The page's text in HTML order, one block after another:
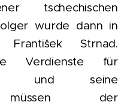
tschechischen
wurde dann in
Strnad.
Verdienste für
und seine
müssen der